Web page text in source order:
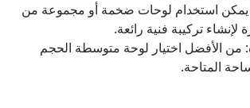
استخدام لوحات ضخمة أو مجموعة من
لإنشاء تركيبة فنية رائعة.
: من الأفضل اختيار لوحة متوسطة الحجم
المتاحة.